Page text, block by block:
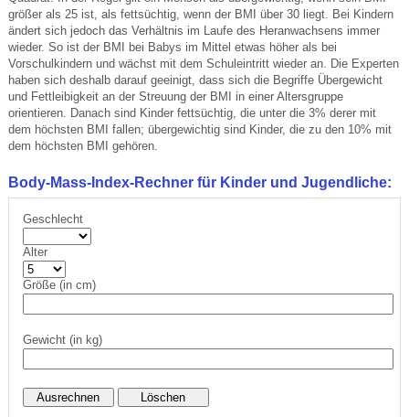
größer als 25 ist, als fettsüchtig, wenn der BMI über 30 liegt. Bei Kindern
ändert sich jedoch das Verhältnis im Laufe des Heranwachsens immer
wieder. So ist der BMI bei Babys im Mittel etwas höher als bei
Vorschulkindern und wächst mit dem Schuleintritt wieder an. Die Experten
haben sich deshalb darauf geeinigt, dass sich die Begriffe Übergewicht
und Fettleibigkeit an der Streuung der BMI in einer Altersgruppe
orientieren. Danach sind Kinder fettsüchtig, die unter die 3% derer mit
dem höchsten BMI fallen; übergewichtig sind Kinder, die zu den 10% mit
dem höchsten BMI gehören.
Body-Mass-Index-Rechner für Kinder und Jugendliche:
Geschlecht
Alter
Größe (in cm)
Gewicht (in kg)